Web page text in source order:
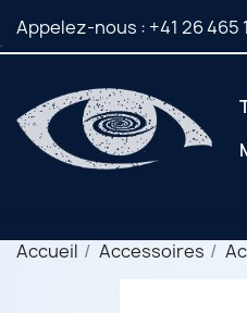
Appelez-nous : +41 26 465
Accueil Accessoires